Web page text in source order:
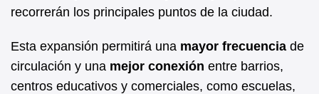
recorrerán los principales puntos de la ciudad.
Esta expansión permitirá una mayor frecuencia de
circulación y una mejor conexión entre barrios,
centros educativos y comerciales, como escuelas,